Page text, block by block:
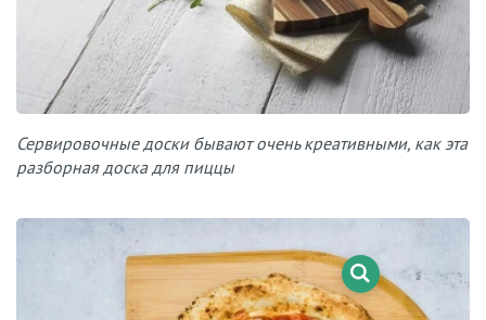
Сервировочные доски бывают очень креативными, как эта
разборная доска для пиццы